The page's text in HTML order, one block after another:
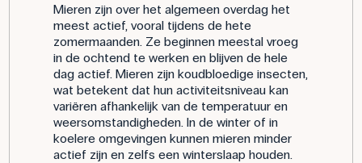
Mieren zijn over het algemeen overdag het
meest actief, vooral tijdens de hete
zomermaanden. Ze beginnen meestal vroeg
in de ochtend te werken en blijven de hele
dag actief. Mieren zijn koudbloedige insecten,
wat betekent dat hun activiteitsniveau kan
variëren afhankelijk van de temperatuur en
weersomstandigheden. In de winter of in
koelere omgevingen kunnen mieren minder
actief zijn en zelfs een winterslaap houden.